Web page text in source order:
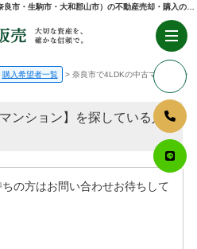
購入希望者一覧 奈良市で4LDKの中古マンション
ンション】を探している人
の方はお問い合わせお待ちして